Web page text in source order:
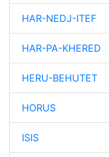
HAR-NEDJ-ITEF
HAR-PA-KHERED
HERU-BEHUTET
HORUS
ISIS